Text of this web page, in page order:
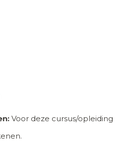
Voor deze cursus/opleiding